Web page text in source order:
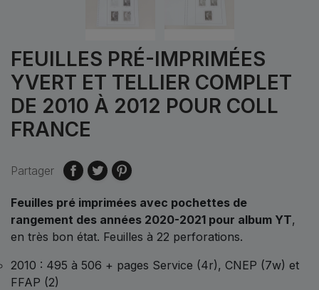
FEUILLES PRÉ-IMPRIMÉES
YVERT ET TELLIER COMPLET
DE 2010 À 2012 POUR COLL
FRANCE
Partager
Feuilles pré imprimées avec pochettes de
rangement des années 2020-2021 pour album YT,
en très bon état. Feuilles à 22 perforations.
2010 : 495 à 506 + pages Service (4r), CNEP (7w) et
FFAP (2)